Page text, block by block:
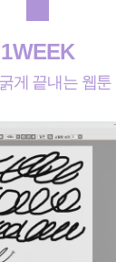
1WEEK
게 끝내는 웹